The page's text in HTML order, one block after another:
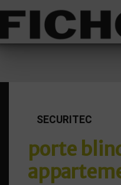
SECURITEC
porte